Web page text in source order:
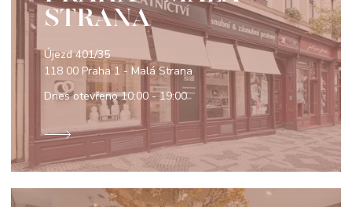
STRANA
Újezd 401/35
118 00 Praha 1 - Malá Strana
Dnes otevřeno10:00 - 19:00